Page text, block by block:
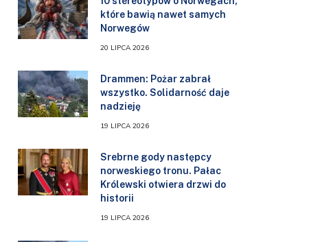
które bawią nawet samych
Norwegów
20 LIPCA 2026
Drammen: Pożar zabrał
wszystko. Solidarność daje
nadzieję
19 LIPCA 2026
Srebrne gody następcy
norweskiego tronu. Pałac
Królewski otwiera drzwi do
historii
19 LIPCA 2026